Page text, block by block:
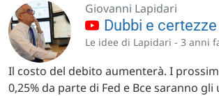
Giovanni Lapidari
Dubbi e
Le idee di Lapidari - 3 anni
Il costo del debito aumenterà. I
0,25% da parte di Fed e Bce saranno